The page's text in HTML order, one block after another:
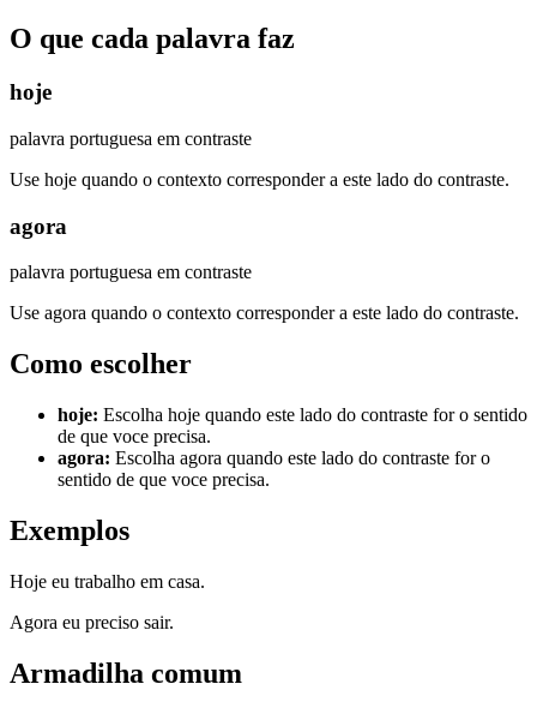
O que cada palavra faz
hoje
palavra portuguesa em contraste
Use hoje quando o contexto corresponder a este lado do contraste.
agora
palavra portuguesa em contraste
Use agora quando o contexto corresponder a este lado do contraste.
Como escolher
hoje: Escolha hoje quando este lado do contraste for o sentido
de que voce precisa.
agora: Escolha agora quando este lado do contraste for o
sentido de que voce precisa.
Exemplos
Hoje eu trabalho em casa.
Agora eu preciso sair.
Armadilha comum